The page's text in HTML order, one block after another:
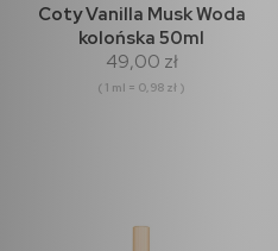
Coty Vanilla Musk Woda
kolońska 50ml
49,00 zł
( 1 ml = 0,98 zł )